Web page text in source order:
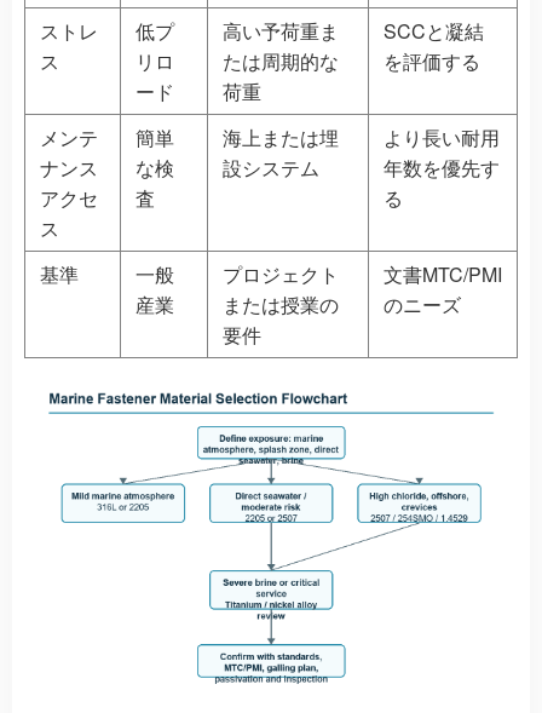
ストレ
ス
低プ
リロ
ード
高い予荷重ま
たは周期的な
荷重
SCCと凝結
を評価する
メンテ
ナンス
アクセ
ス
簡単
な検
査
海上または埋
設システム
より長い耐用
年数を優先す
る
基準
一般
産業
プロジェクト
または授業の
要件
文書MTC/PMI
のニーズ